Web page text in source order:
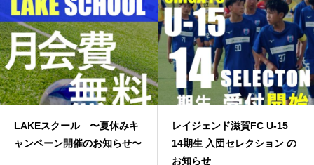
夏休みキ
お知らせ〜
レイジェンド滋賀FC U-15
14期生 入団セレクション の
JFA高円宮３